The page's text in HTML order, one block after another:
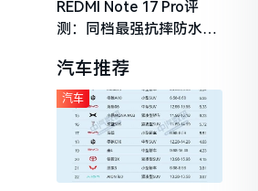
REDMI Note 17 Pro评
测：同档最强抗摔防水，
守门员
汽车推荐
汽车